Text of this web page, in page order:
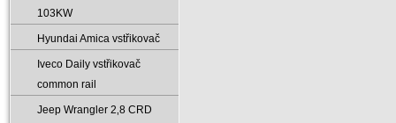
103KW
Hyundai Amica vstřikovač
Iveco Daily vstřikovač
common rail
Jeep Wrangler 2‚8 CRD